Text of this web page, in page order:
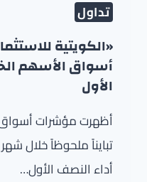
تداول
«الكويتية
أسواق الأسهم
الأول
أظهرت مؤشرات
تبايناً ملحوظاً خلال
أداء النصف الأول…